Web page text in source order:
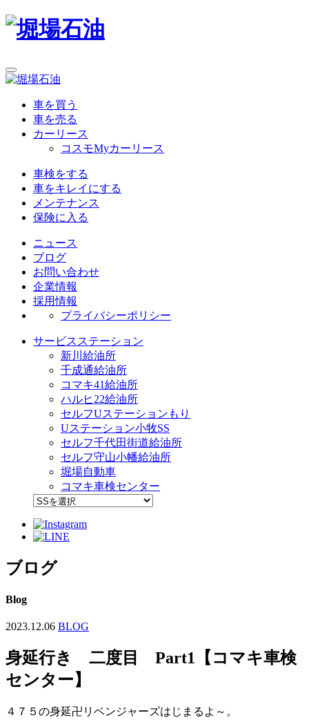
車を買う
車を売る
カーリース
コスモMyカーリース
車検をする
車をキレイにする
メンテナンス
保険に入る
ニュース
ブログ
お問い合わせ
企業情報
採用情報
プライバシーポリシー
サービスステーション
新川給油所
千成通給油所
コマキ41給油所
ハルヒ22給油所
セルフUステーションもり
Uステーション小牧SS
セルフ千代田街道給油所
セルフ守山小幡給油所
堀場自動車
コマキ車検センター
ブログ
Blog
2023.12.06 BLOG
身延行き 二度目 Part1【コマキ車検
センター】
４７５の身延卍リベンジャーズはじまるよ～。